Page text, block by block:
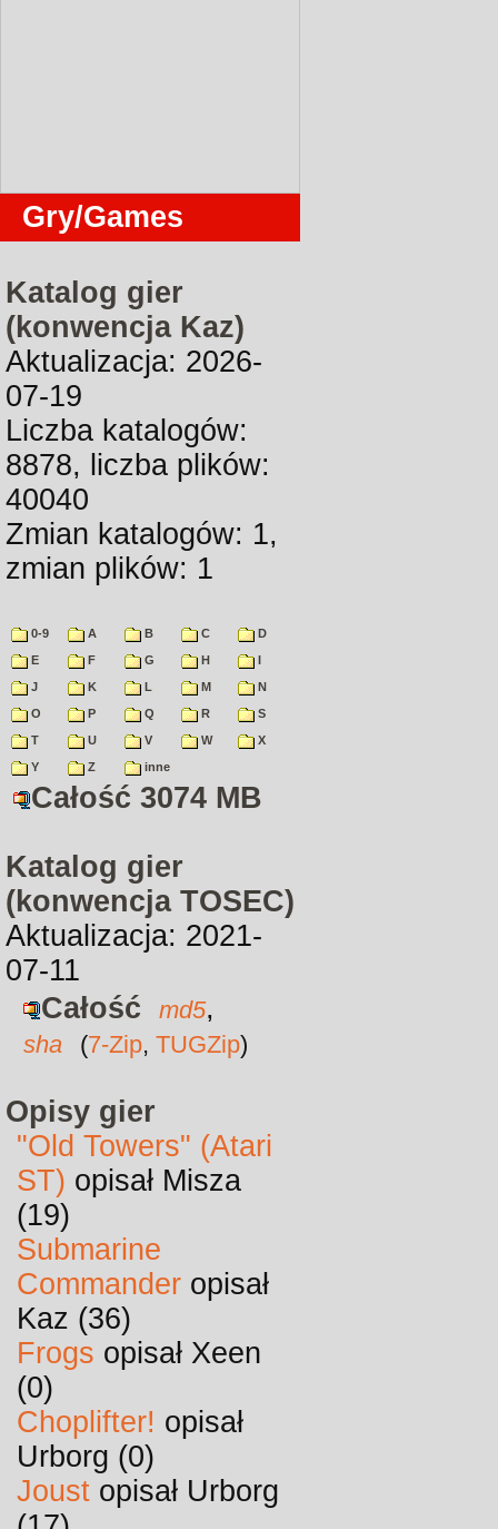
Gry/Games
Katalog gier
(konwencja Kaz)
Aktualizacja: 2026-
07-19
Liczba katalogów:
8878, liczba plików:
40040
Zmian katalogów: 1,
zmian plików: 1
0-9 A B C
D
E
F G H
I
J
K L M
N
O
P Q R
S
T
U V W
X
Y
Z inne
Całość 3074 MB
Katalog gier
(konwencja TOSEC)
Aktualizacja: 2021-
07-11
Całość
md5,
sha (7-Zip, TUGZip)
Opisy gier
"Old Towers" (Atari
ST) opisał Misza
(19)
Submarine
Commander opisał
Kaz (36)
Frogs opisał Xeen
(0)
Choplifter! opisał
Urborg (0)
Joust opisał Urborg